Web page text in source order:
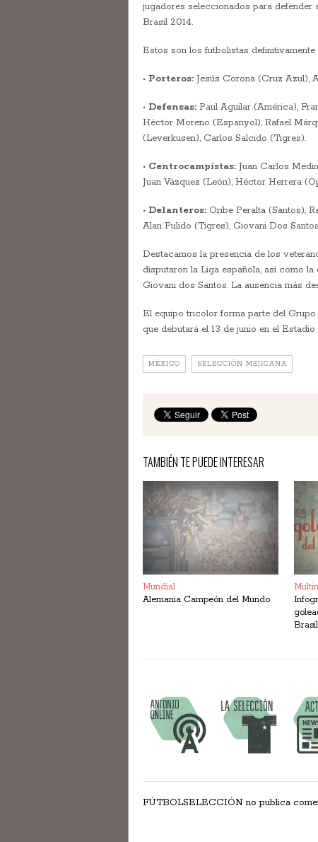
jugadores seleccionados para defender
Brasil 2014.
Estos son los futbolistas
• Porteros: Jesús Corona (Cruz Azul),
• Defensas: Paul Aguilar (América),
Héctor Moreno (Espanyol), Rafael
(Leverkusen), Carlos Salcido (Tigres).
• Centrocampistas: Juan Carlos
Juan Vázquez (León), Héctor Herrera
• Delanteros: Oribe Peralta (Santos),
Alan Pulido (Tigres), Giovani Dos
Destacamos la presencia de los
disputaron la Liga española, así como
Giovani dos Santos. La ausencia más
El equipo tricolor forma parte del
que debutará el 13 de junio en el
MÉXICO SELECCIÓN MEJICANA
TAMBIÉN TE PUEDE INTERESAR
Mundial
Alemania Campeón del Mundo
FÚTBOLSELECCIÓN no publica